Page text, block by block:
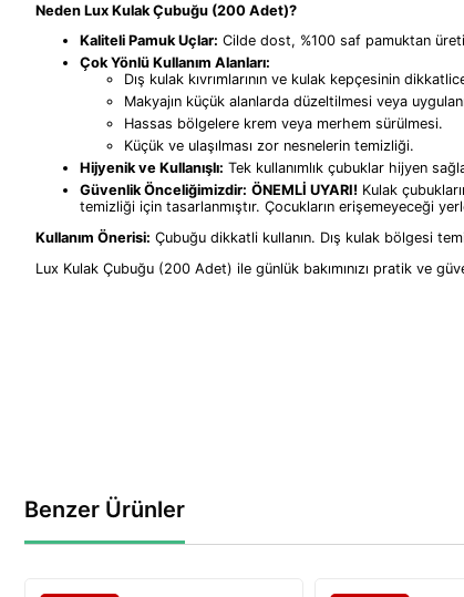
Neden Lux Kulak Çubuğu (200 Adet)?
Kaliteli Pamuk Uçlar: Cilde dost, %100 saf pamuktan
Çok Yönlü Kullanım Alanları:
Dış kulak kıvrımlarının ve kulak kepçesinin
Makyajın küçük alanlarda düzeltilmesi veya
Hassas bölgelere krem veya merhem sürülmesi.
Küçük ve ulaşılması zor nesnelerin temizliği.
Hijyenik ve Kullanışlı: Tek kullanımlık çubuklar hijyen
Güvenlik Önceliğimizdir: ÖNEMLİ UYARI! Kulak
temizliği için tasarlanmıştır. Çocukların erişemeyeceği
Kullanım Önerisi: Çubuğu dikkatli kullanın. Dış kulak bölgesi
Lux Kulak Çubuğu (200 Adet) ile günlük bakımınızı pratik ve
Benzer Ürünler